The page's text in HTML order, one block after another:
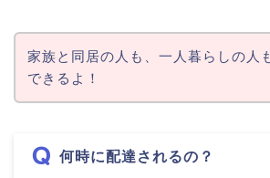
家族と同居の人も、一人暮らしの人
できるよ！
何時に配達されるの？